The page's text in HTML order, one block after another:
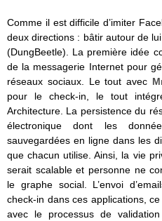
Comme il est difficile d’imiter
deux directions : bâtir autour de
(DungBeetle). La première idée
de la messagerie Internet pour
réseaux sociaux. Le tout avec
pour le check-in, le tout
Architecture. La persistence du
électronique dont les
sauvegardées en ligne dans les
que chacun utilise. Ainsi, la vie
serait scalable et personne ne
le graphe social. L’envoi
check-in dans ces applications,
avec le processus de